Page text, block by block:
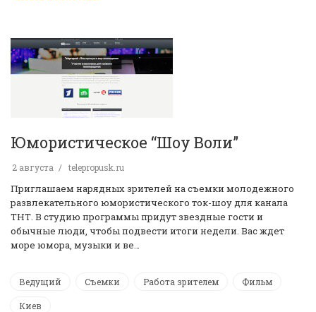
Юмористическое “Шоу Воли”
2 августа telepropusk.ru
Приглашаем нарядных зрителей на съемки молодежного
развлекательного юмористического ток-шоу для канала
ТНТ. В студию программы придут звездные гости и
обычные люди, чтобы подвести итоги недели. Вас ждет
море юмора, музыки и ве…
Ведущий Съемки Работа зрителем Фильм
Киев